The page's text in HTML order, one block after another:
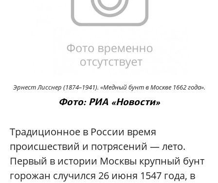
Эрнест Лисснер (1874–1941). «Медный бунт в Москве 1662 года».
Фото: РИА «Новости»
Традиционное в России время
происшествий и потрясений — лето.
Первый в истории Москвы крупный бунт
горожан случился 26 июня 1547 года, в